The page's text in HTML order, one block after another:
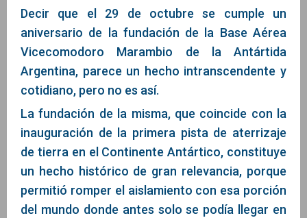
Decir que el 29 de octubre se cumple un
aniversario de la fundación de la Base Aérea
Vicecomodoro Marambio de la Antártida
Argentina, parece un hecho intranscendente y
cotidiano, pero no es así.
La fundación de la misma, que coincide con la
inauguración de la primera pista de aterrizaje
de tierra en el Continente Antártico, constituye
un hecho histórico de gran relevancia, porque
permitió romper el aislamiento con esa porción
del mundo donde antes solo se podía llegar en